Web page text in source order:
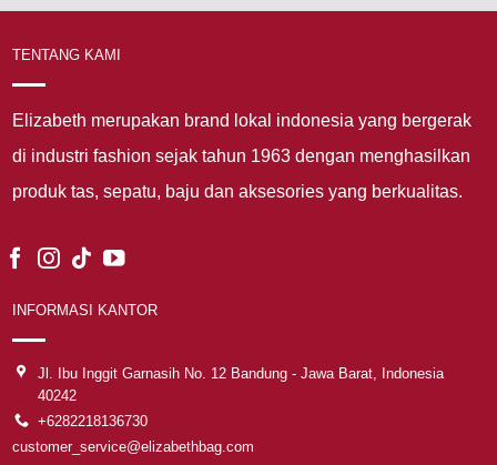
TENTANG KAMI
Elizabeth merupakan brand lokal indonesia yang bergerak
di industri fashion sejak tahun 1963 dengan menghasilkan
produk tas, sepatu, baju dan aksesories yang berkualitas.
INFORMASI KANTOR
Jl. Ibu Inggit Garnasih No. 12 Bandung - Jawa Barat, Indonesia
40242
+6282218136730
customer_service@elizabethbag.com